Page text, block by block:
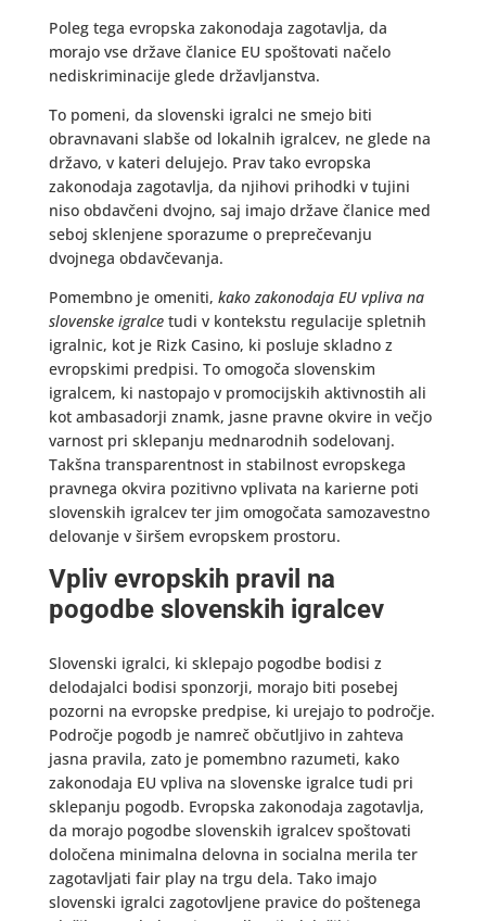
Poleg tega evropska zakonodaja zagotavlja, da
morajo vse države članice EU spoštovati načelo
nediskriminacije glede državljanstva.
To pomeni, da slovenski igralci ne smejo biti
obravnavani slabše od lokalnih igralcev, ne glede na
državo, v kateri delujejo. Prav tako evropska
zakonodaja zagotavlja, da njihovi prihodki v tujini
niso obdavčeni dvojno, saj imajo države članice med
seboj sklenjene sporazume o preprečevanju
dvojnega obdavčevanja.
Pomembno je omeniti, kako zakonodaja EU vpliva na
slovenske igralcetudi v kontekstu regulacije spletnih
igralnic, kot je Rizk Casino, ki posluje skladno z
evropskimi predpisi. To omogoča slovenskim
igralcem, ki nastopajo v promocijskih aktivnostih ali
kot ambasadorji znamk, jasne pravne okvire in večjo
varnost pri sklepanju mednarodnih sodelovanj.
Takšna transparentnost in stabilnost evropskega
pravnega okvira pozitivno vplivata na karierne poti
slovenskih igralcev ter jim omogočata samozavestno
delovanje v širšem evropskem prostoru.
Vpliv evropskih pravil na
pogodbe slovenskih igralcev
Slovenski igralci, ki sklepajo pogodbe bodisi z
delodajalci bodisi sponzorji, morajo biti posebej
pozorni na evropske predpise, ki urejajo to področje.
Področje pogodb je namreč občutljivo in zahteva
jasna pravila, zato je pomembno razumeti, kako
zakonodaja EU vpliva na slovenske igralce tudi pri
sklepanju pogodb. Evropska zakonodaja zagotavlja,
da morajo pogodbe slovenskih igralcev spoštovati
določena minimalna delovna in socialna merila ter
zagotavljati fair play na trgu dela. Tako imajo
slovenski igralci zagotovljene pravice do poštenega